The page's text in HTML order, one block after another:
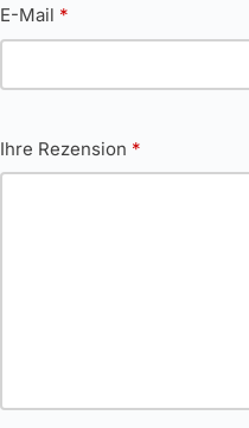
E-Mail *
Ihre Rezension *